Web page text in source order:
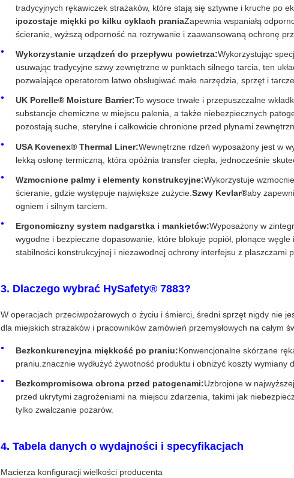
tradycyjnych rękawiczek strażaków, które stają się sztywne i kruche po
ipozostaje miękki po kilku cyklach praniaZapewnia wspaniałą
ścieranie, wyższą odporność na rozrywanie i zaawansowaną ochronę
Wykorzystanie urządzeń do przepływu powietrza:Wykorzystując
usuwając tradycyjne szwy zewnętrzne w punktach silnego tarcia, ten
pozwalające operatorom łatwo obsługiwać małe narzędzia, sprzęt i
UK Porelle® Moisture Barrier:To wysoce trwałe i przepuszczalne
substancje chemiczne w miejscu palenia, a także niebezpiecznych
pozostają suche, sterylne i całkowicie chronione przed płynami
USA Kovenex® Thermal Liner:Wewnętrzne rdzeń wyposażony jest w
lekką osłonę termiczną, która opóźnia transfer ciepła, jednocześnie
Wzmocnione palmy i elementy konstrukcyjne:Wykorzystuje
ścieranie, gdzie występuje największe zużycie. Szwy Kevlar®aby
ogniem i silnym tarciem.
Ergonomiczny system nadgarstka i mankietów:Wyposażony w
wygodne i bezpieczne dopasowanie, które blokuje popiół, płonące węgle
stabilności konstrukcyjnej i niezawodnej ochrony interfejsu z płaszczami
3. Dlaczego wybrać HySafety® 7883?
W operacjach przeciwpożarowych o życiu i śmierci, średni sprzęt nigdy nie
dla miejskich strażaków i pracowników zamówień przemysłowych na całym
Bezkonkurencyjna miękkość po praniu:Konwencjonalne skórzane
praniu.znacznie wydłużyć żywotność produktu i obniżyć koszty wymiany
Bezkompromisowa obrona przed patogenami:Uzbrojone w
przed ukrytymi zagrożeniami na miejscu zdarzenia, takimi jak
tylko zwalczanie pożarów.
4. Tabela danych o wydajności i specyfikacjach
Macierza konfiguracji wielkości producenta